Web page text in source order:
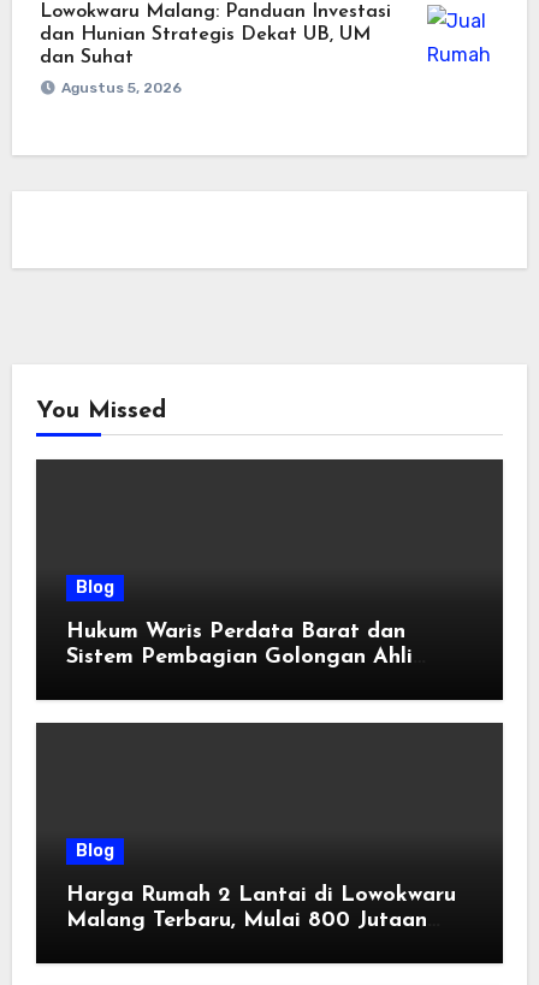
Lowokwaru Malang: Panduan Investasi
dan Hunian Strategis Dekat UB, UM
dan Suhat
Agustus 5, 2026
You Missed
Blog
Hukum Waris Perdata Barat dan
Sistem Pembagian Golongan Ahli
Blog
Harga Rumah 2 Lantai di Lowokwaru
Malang Terbaru, Mulai 800 Jutaan